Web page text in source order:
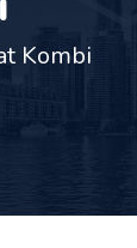
Kombi